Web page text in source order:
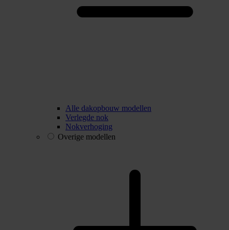
Alle dakopbouw modellen
Verlegde nok
Nokverhoging
Overige modellen